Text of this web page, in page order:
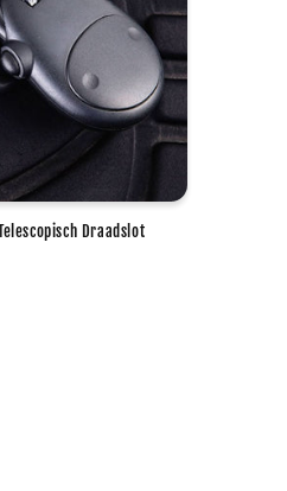
Draadslot